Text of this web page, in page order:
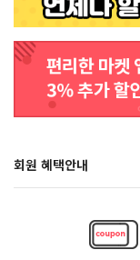
회원 혜택안내